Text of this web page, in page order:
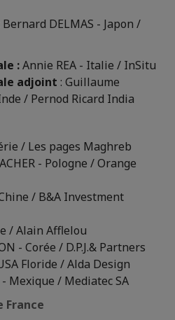
Bernard DELMAS - Japon /
:Annie REA - Italie / InSitu
adjoint : Guillaume
/ Pernod Ricard India
/ Les pages Maghreb
- Pologne / Orange
/ B&A Investment
/ Alain Afflelou
- Corée / D.P.J.& Partners
Floride / Alda Design
Mexique / Mediatec SA
France